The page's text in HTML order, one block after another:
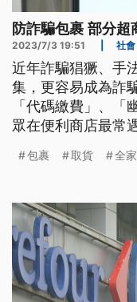
防詐騙包裹 部分
2023/7/3 19:51 社會
近年詐騙猖獗、手
集，更容易成為詐
「代碼繳費」、「
眾在便利商店最常
包裹 取貨 全